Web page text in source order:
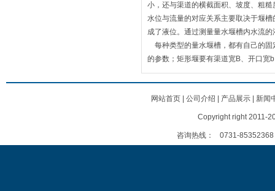
小，还与渠道的横截面积、坡度、粗
水位与流量的对应关系主要取决于堰
成了液位。通过测量量水堰槽内水流
每种类型的量水堰槽，都有自己的固
的参数；矩形堰要有渠道宽B、开口宽
网站首页| 公司介绍 产品展示| 新闻
Copyright right 2011-
咨询热线： 0731-85352368